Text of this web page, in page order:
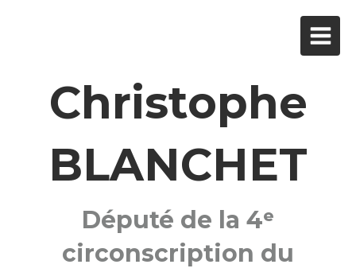
Christophe
BLANCHET
Député de la 4ᵉ
circonscription du